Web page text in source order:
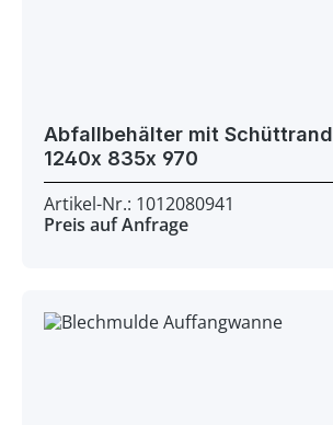
Abfallbehälter mit Schüttrand - Beispiel:
1240x 835x 970
Artikel-Nr.: 1012080941
Preis auf Anfrage